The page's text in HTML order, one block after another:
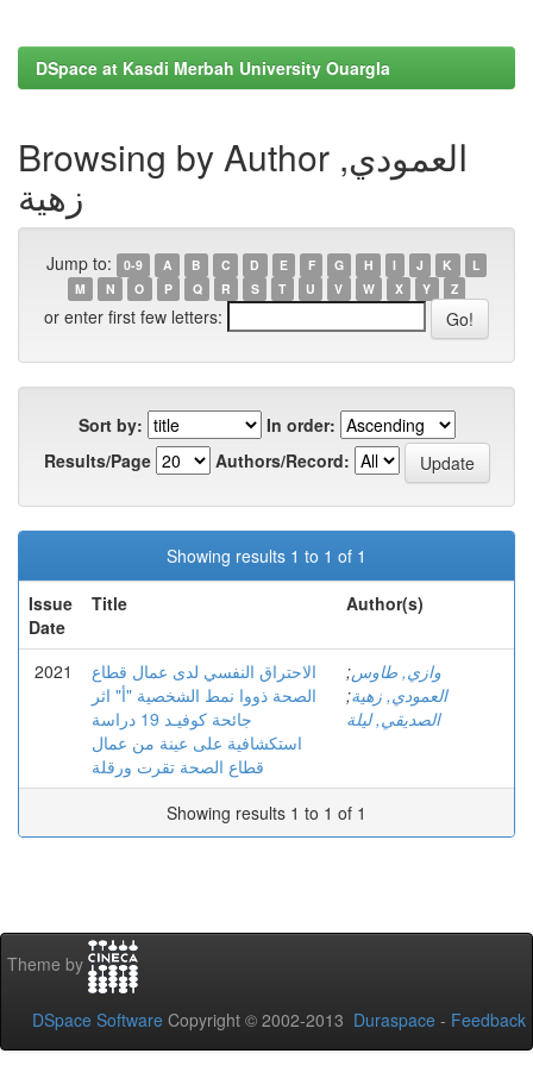
DSpace at Kasdi Merbah University Ouargla
Browsing by Author العمودي,
زهية
Jump to: 0-9 A B C D E F G H I J K
L
M
N O P Q R S T U V W X Y Z
or enter first few letters:
Sort by:
In order:
Results/Page
Authors/Record:
Showing results 1 to 1 of 1
Issue
Date
Title Author(s)
2021
الاحتراق النفسي لدى عمال قطاع
الصحة ذووا نمط الشخصية "أ" اثر
جائحة كوفيـد 19 دراسة
استكشافية على عينة من عمال
قطاع الصحة تقرت ورقلة
وازي, طاوس;
العمودي, زهية;
الصديقي, ليلة
Showing results 1 to 1 of 1
Theme by
DSpace Software Copyright © 2002-2013 Duraspace - Feedback